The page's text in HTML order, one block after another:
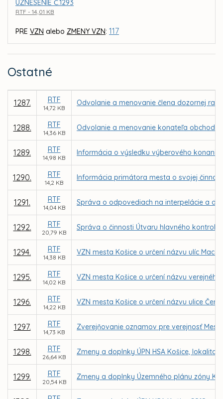
UZNESENIE Č.1293
RTF - 14,01 KB
PRE VZN alebo ZMENY VZN: 117
Ostatné
1287. RTF
14,72 KB
Odvolanie a menovanie člena dozornej
1288. RTF
14,36 KB
Odvolanie a menovanie konateľa
1289. RTF
14,98 KB
Informácia o výsledku výberového
1290. RTF
14,2 KB
Informácia primátora mesta o svojej
1291. RTF
14,04 KB
Správa o odpovediach na interpelácie a
1292. RTF
20,79 KB
Správa o činnosti Útvaru hlavného
1294. RTF
14,38 KB
VZN mesta Košice o určení názvu ulíc
1295. RTF
14,02 KB
VZN mesta Košice o určení názvu
1296. RTF
14,22 KB
VZN mesta Košice o určení názvu ulice
1297. RTF
14,73 KB
Zverejňovanie oznamov pre verejnosť
1298. RTF
26,64 KB
Zmeny a doplnky ÚPN HSA Košice, lokalita
1299. RTF
20,54 KB
Zmeny a doplnky Územného plánu zóny